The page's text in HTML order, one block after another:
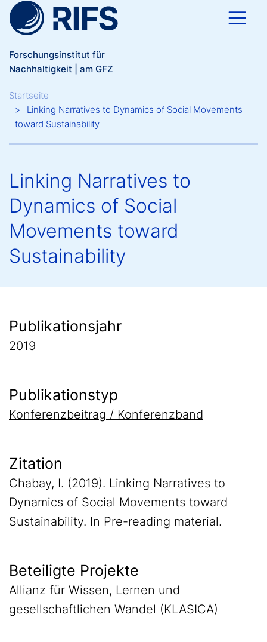
Direkt zum Inhalt
Forschungsinstitut für
Nachhaltigkeit | am GFZ
Breadcrumb
Startseite
Linking Narratives to Dynamics of Social Movements
toward Sustainability
Linking Narratives to
Dynamics of Social
Movements toward
Sustainability
Publikationsjahr
2019
Publikationstyp
Konferenzbeitrag / Konferenzband
Zitation
Chabay, I. (2019). Linking Narratives to
Dynamics of Social Movements toward
Sustainability. In Pre-reading material.
Beteiligte Projekte
Allianz für Wissen, Lernen und
gesellschaftlichen Wandel (KLASICA)